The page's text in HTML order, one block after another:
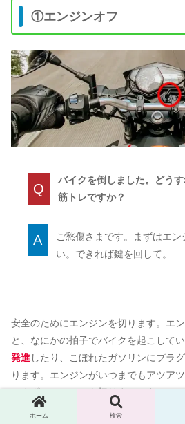
①エンジンオフ
Q
バイクを倒しました。どう
筋トレですか？
A
ご愁傷さまです。まずはエン
い。できれば鍵を回して。
安全のためにエンジンを切ります。エ
と、なにかの拍子でバイクを起こして
発進したり、こぼれたガソリンにプラ
ります。エンジンがいつまでもアツア
でまずはエンジンを切りましょう。
ホーム 検索